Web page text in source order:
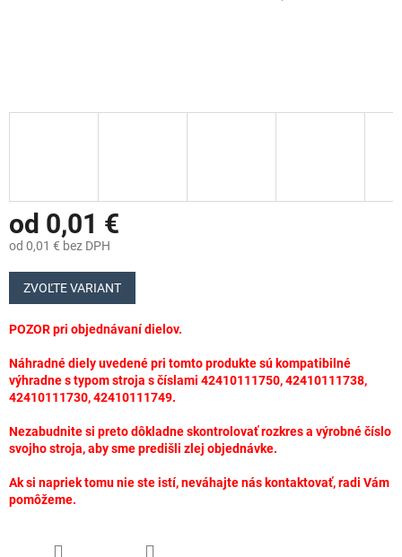
od 0,01 €
od 0,01 € bez DPH
Jednotková
cena:
ZVOĽTE VARIANT
POZOR pri objednávaní dielov.
Náhradné diely uvedené pri tomto produkte sú kompatibilné
výhradne s typom stroja s číslami 42410111750, 42410111738,
42410111730, 42410111749.
Nezabudnite si preto dôkladne skontrolovať rozkres a výrobné číslo
svojho stroja, aby sme predišli zlej objednávke.
Ak si napriek tomu nie ste istí, neváhajte nás kontaktovať, radi Vám
pomôžeme.